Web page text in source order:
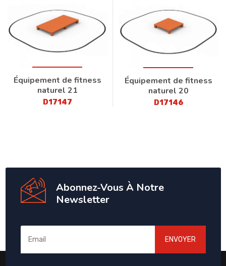
Équipement de fitness
naturel 21
D17147
Équipement de fitness
naturel 20
D17146
Abonnez-Vous À Notre
Newsletter
ENVOYER